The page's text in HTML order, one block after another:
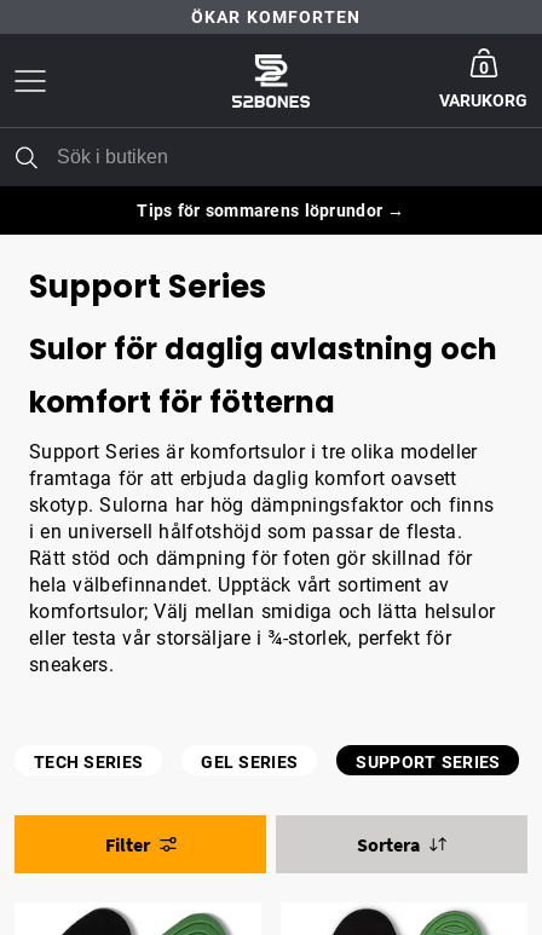
ÖKAR KOMFORTEN
30 DAGARS NÖJD-KUND-GARANTI
0
VARUKORG
Tips för sommarens löprundor →
Support Series
Sulor för daglig avlastning och
komfort för fötterna
Support Series är komfortsulor i tre olika modeller
framtaga för att erbjuda daglig komfort oavsett
skotyp. Sulorna har hög dämpningsfaktor och finns
i en universell hålfotshöjd som passar de flesta.
Rätt stöd och dämpning för foten gör skillnad för
hela välbefinnandet. Upptäck vårt sortiment av
komfortsulor; Välj mellan smidiga och lätta helsulor
eller testa vår storsäljare i ¾-storlek, perfekt för
sneakers.
TECH SERIES GEL SERIES SUPPORT SERIES
Filter Sortera